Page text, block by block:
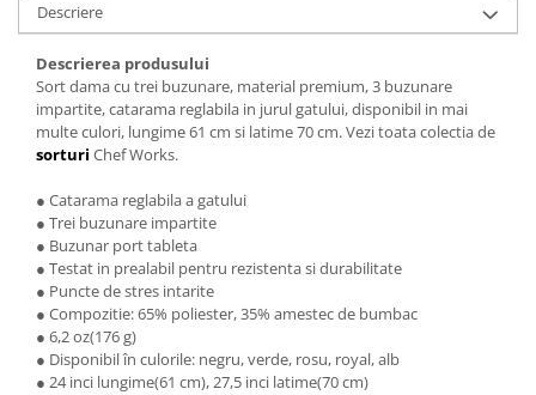
Descriere
Descrierea produsului
Sort dama cu trei buzunare, material premium, 3 buzunare
impartite, catarama reglabila in jurul gatului, disponibil in mai
multe culori, lungime 61 cm si latime 70 cm. Vezi toata colectia de
sorturi Chef Works.
● Catarama reglabila a gatului
● Trei buzunare impartite
● Buzunar port tableta
● Testat in prealabil pentru rezistenta si durabilitate
● Puncte de stres intarite
● Compozitie: 65% poliester, 35% amestec de bumbac
● 6,2 oz(176 g)
● Disponibil în culorile: negru, verde, rosu, royal, alb
● 24 inci lungime(61 cm), 27,5 inci latime(70 cm)